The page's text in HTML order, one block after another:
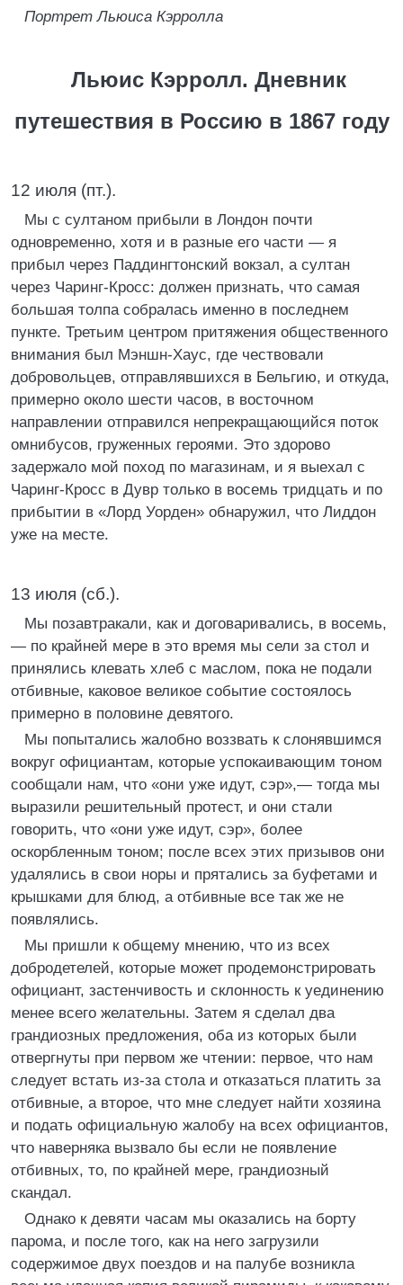
Портрет Льюиса Кэрролла
Льюис Кэрролл. Дневник
путешествия в Россию в 1867 году
12 июля (пт.).
Мы с султаном прибыли в Лондон почти
одновременно, хотя и в разные его части — я
прибыл через Паддингтонский вокзал, а султан
через Чаринг-Кросс: должен признать, что самая
большая толпа собралась именно в последнем
пункте. Третьим центром притяжения общественного
внимания был Мэншн-Хаус, где чествовали
добровольцев, отправлявшихся в Бельгию, и откуда,
примерно около шести часов, в восточном
направлении отправился непрекращающийся поток
омнибусов, груженных героями. Это здорово
задержало мой поход по магазинам, и я выехал с
Чаринг-Кросс в Дувр только в восемь тридцать и по
прибытии в «Лорд Уорден» обнаружил, что Лиддон
уже на месте.
13 июля (сб.).
Мы позавтракали, как и договаривались, в восемь,
— по крайней мере в это время мы сели за стол и
принялись клевать хлеб с маслом, пока не подали
отбивные, каковое великое событие состоялось
примерно в половине девятого.
Мы попытались жалобно воззвать к слонявшимся
вокруг официантам, которые успокаивающим тоном
сообщали нам, что «они уже идут, сэр»,— тогда мы
выразили решительный протест, и они стали
говорить, что «они уже идут, сэр», более
оскорбленным тоном; после всех этих призывов они
удалялись в свои норы и прятались за буфетами и
крышками для блюд, а отбивные все так же не
появлялись.
Мы пришли к общему мнению, что из всех
добродетелей, которые может продемонстрировать
официант, застенчивость и склонность к уединению
менее всего желательны. Затем я сделал два
грандиозных предложения, оба из которых были
отвергнуты при первом же чтении: первое, что нам
следует встать из-за стола и отказаться платить за
отбивные, а второе, что мне следует найти хозяина
и подать официальную жалобу на всех официантов,
что наверняка вызвало бы если не появление
отбивных, то, по крайней мере, грандиозный
скандал.
Однако к девяти часам мы оказались на борту
парома, и после того, как на него загрузили
содержимое двух поездов и на палубе возникла